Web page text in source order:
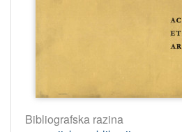
Bibliografska razina